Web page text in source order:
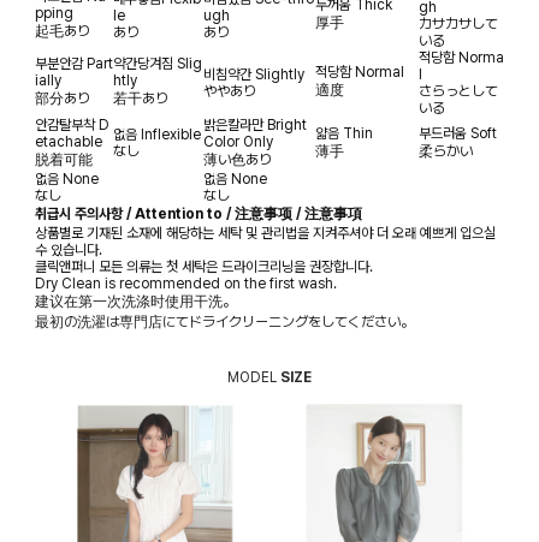
pping
起毛あり
le
あり
ugh
あり
두꺼움 Thick
厚手
gh
カサカサして
いる
부분안감 Part
ially
部分あり
약간당겨짐 Slig
htly
若干あり
비침약간Slightly
ややあり
적당함 Normal
適度
적당함 Norma
l
さらっとして
いる
안감탈부착 D
etachable
脱着可能
없음 Inflexible
なし
밝은칼라만 Bright
Color Only
薄い色あり
얇음 Thin
薄手
부드러움 Soft
柔らかい
없음 None
なし
없음 None
なし
취급시 주의사항 / Attention to / 注意事项 / 注意事項
상품별로 기재된 소재에 해당하는 세탁 및 관리법을 지켜주셔야 더 오래 예쁘게 입으실
수 있습니다.
클릭앤퍼니 모든 의류는 첫 세탁은 드라이크리닝을 권장합니다.
Dry Clean is recommended on the first wash.
建议在第一次洗涤时使用干洗。
最初の洗濯は専門店にてドライクリーニングをしてください。
MODEL SIZE